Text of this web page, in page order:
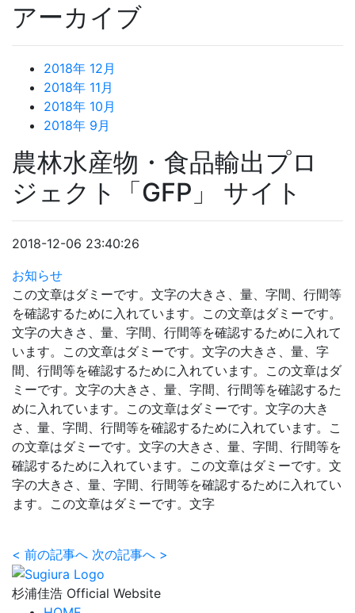
アーカイブ
2018年 12月
2018年 11月
2018年 10月
2018年 9月
農林水産物・食品輸出プロ
ジェクト「GFP」 サイト
2018-12-06 23:40:26
お知らせ
この文章はダミーです。文字の大きさ、量、字間、行間等
を確認するために入れています。この文章はダミーです。
文字の大きさ、量、字間、行間等を確認するために入れて
います。この文章はダミーです。文字の大きさ、量、字
間、行間等を確認するために入れています。この文章はダ
ミーです。文字の大きさ、量、字間、行間等を確認するた
めに入れています。この文章はダミーです。文字の大き
さ、量、字間、行間等を確認するために入れています。こ
の文章はダミーです。文字の大きさ、量、字間、行間等を
確認するために入れています。この文章はダミーです。文
字の大きさ、量、字間、行間等を確認するために入れてい
ます。この文章はダミーです。文字
< 前の記事へ 次の記事へ >
杉浦佳浩 Official Website